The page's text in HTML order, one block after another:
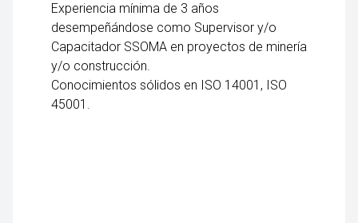
Experiencia mínima de 3 años
desempeñándose como Supervisor y/o
Capacitador SSOMA en proyectos de minería
y/o construcción.
Conocimientos sólidos en ISO 14001, ISO
45001.